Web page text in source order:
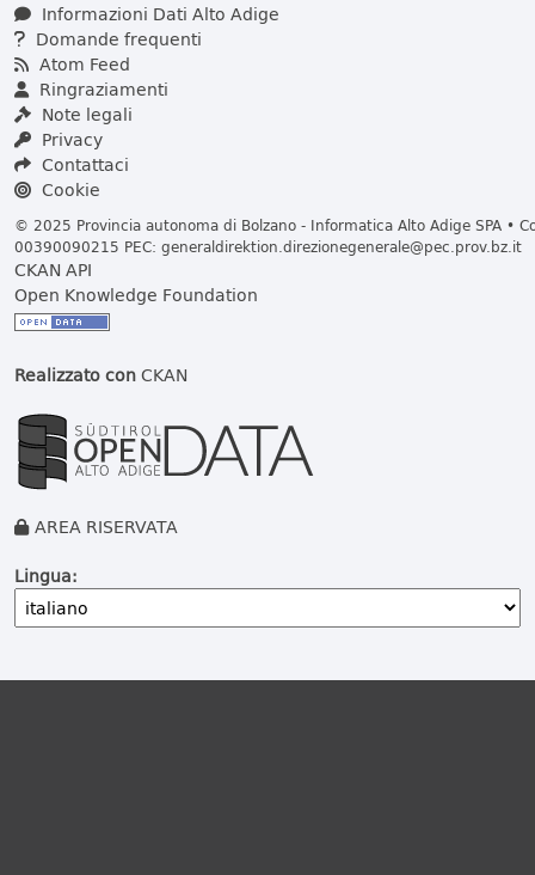
Informazioni Dati Alto Adige
Domande frequenti
Atom Feed
Ringraziamenti
Note legali
Privacy
Contattaci
Cookie
© 2025 Provincia autonoma di Bolzano - Informatica Alto Adige SPA •
00390090215 PEC: generaldirektion.direzionegenerale@pec.prov.bz.it
CKAN API
Open Knowledge Foundation
Realizzato conCKAN
AREA RISERVATA
Lingua